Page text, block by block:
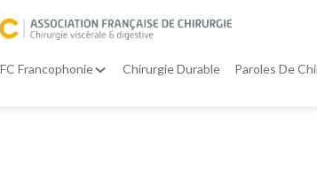
Francophonie Chirurgie Durable Paroles De